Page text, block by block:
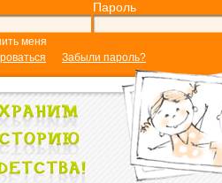
Пароль
меня
Забыли пароль?